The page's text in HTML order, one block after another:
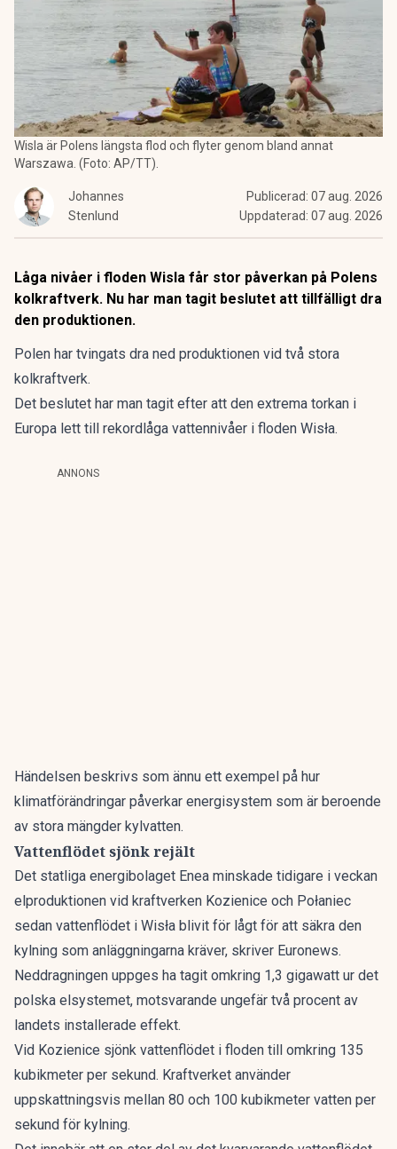
Wisla är Polens längsta flod och flyter genom bland annat
Warszawa. (Foto: AP/TT).
Johannes
Stenlund
Publicerad: 07 aug. 2026
Uppdaterad: 07 aug. 2026
Låga nivåer i floden Wisla får stor påverkan på Polens
kolkraftverk. Nu har man tagit beslutet att tillfälligt dra
den produktionen.
Polen har tvingats dra ned produktionen vid två stora
kolkraftverk.
Det beslutet har man tagit efter att den extrema torkan i
Europa lett till rekordlåga vattennivåer i floden Wisła.
ANNONS
Händelsen beskrivs som ännu ett exempel på hur
klimatförändringar påverkar energisystem som är beroende
av stora mängder kylvatten.
Vattenflödet sjönk rejält
Det statliga energibolaget Enea minskade tidigare i veckan
elproduktionen vid kraftverken Kozienice och Połaniec
sedan vattenflödet i Wisła blivit för lågt för att säkra den
kylning som anläggningarna kräver, skriver Euronews.
Neddragningen uppges ha tagit omkring 1,3 gigawatt ur det
polska elsystemet, motsvarande ungefär två procent av
landets installerade effekt.
Vid Kozienice sjönk vattenflödet i floden till omkring 135
kubikmeter per sekund. Kraftverket använder
uppskattningsvis mellan 80 och 100 kubikmeter vatten per
sekund för kylning.